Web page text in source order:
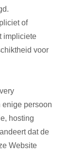
of
impliciete
voor
enige persoon
hosting
dat de
Website